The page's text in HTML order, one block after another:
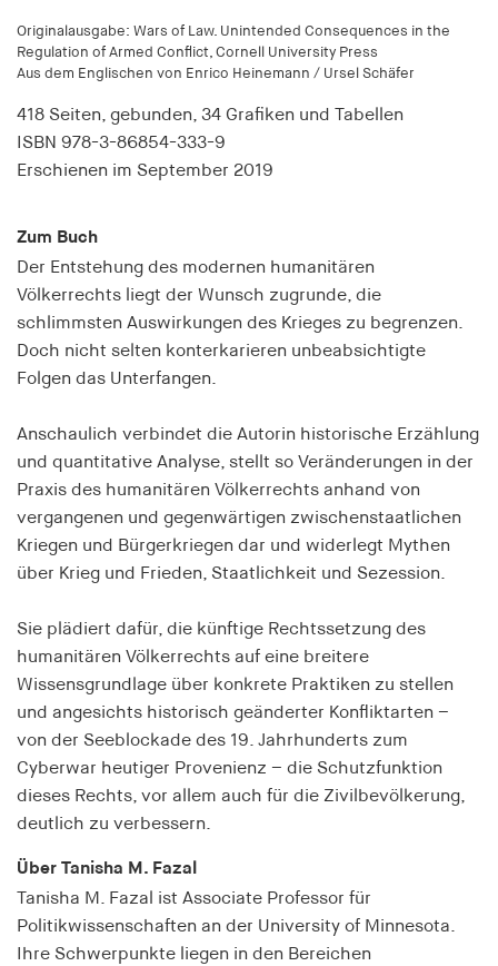
Originalausgabe: Wars of Law. Unintended Consequences in the
Regulation of Armed Conflict, Cornell University Press
Aus dem Englischen von Enrico Heinemann / Ursel Schäfer
418 Seiten, gebunden, 34 Grafiken und Tabellen
ISBN 978-3-86854-333-9
Erschienen im September 2019
Zum Buch
Der Entstehung des modernen humanitären
Völkerrechts liegt der Wunsch zugrunde, die
schlimmsten Auswirkungen des Krieges zu begrenzen.
Doch nicht selten konterkarieren unbeabsichtigte
Folgen das Unterfangen.
Anschaulich verbindet die Autorin historische Erzählung
und quantitative Analyse, stellt so Veränderungen in der
Praxis des humanitären Völkerrechts anhand von
vergangenen und gegenwärtigen zwischenstaatlichen
Kriegen und Bürgerkriegen dar und widerlegt Mythen
über Krieg und Frieden, Staatlichkeit und Sezession.
Sie plädiert dafür, die künftige Rechtssetzung des
humanitären Völkerrechts auf eine breitere
Wissensgrundlage über konkrete Praktiken zu stellen
und angesichts historisch geänderter Konfliktarten –
von der Seeblockade des 19. Jahrhunderts zum
Cyberwar heutiger Provenienz – die Schutzfunktion
dieses Rechts, vor allem auch für die Zivilbevölkerung,
deutlich zu verbessern.
Über Tanisha M. Fazal
Tanisha M. Fazal ist Associate Professor für
Politikwissenschaften an der University of Minnesota.
Ihre Schwerpunkte liegen in den Bereichen
Name:
cookie_consent
Anbieter:
hamburger-edition.de
für Cookies auf der aktuellen Domäne.
Cookie Laufzeit:
1 Jahr
fe_typo_user
fe_typo_user
Anbieter:
Cookie Laufzeit:
Sitzung
fonts_loaded
Name:
fonts_loaded
Anbieter:
hamburger-edition.de
7 Tage